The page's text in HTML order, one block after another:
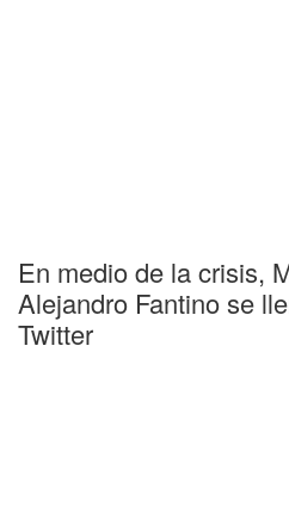
En medio de la crisis,
Alejandro Fantino se
Twitter